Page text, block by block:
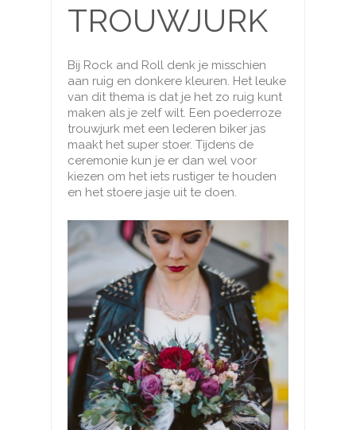
TROUWJURK
Bij Rock and Roll denk je misschien
aan ruig en donkere kleuren. Het leuke
van dit thema is dat je het zo ruig kunt
maken als je zelf wilt. Een poederroze
trouwjurk met een lederen biker jas
maakt het super stoer. Tijdens de
ceremonie kun je er dan wel voor
kiezen om het iets rustiger te houden
en het stoere jasje uit te doen.